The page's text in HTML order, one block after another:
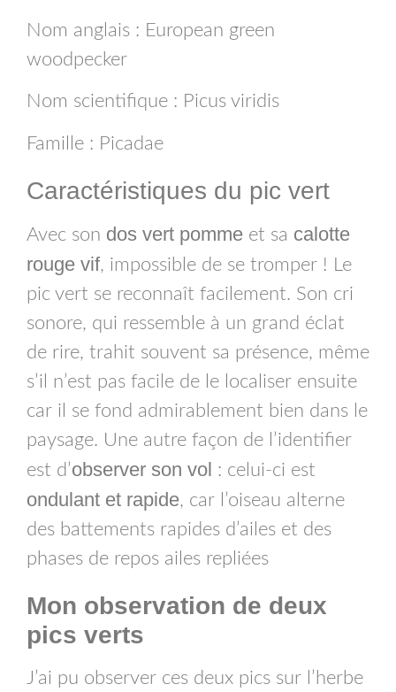
Nom anglais : European green
woodpecker
Nom scientifique : Picus viridis
Famille : Picadae
Caractéristiques du pic vert
Avec son dos vert pomme et sa calotte
rouge vif, impossible de se tromper ! Le
pic vert se reconnaît facilement. Son cri
sonore, qui ressemble à un grand éclat
de rire, trahit souvent sa présence, même
s’il n’est pas facile de le localiser ensuite
car il se fond admirablement bien dans le
paysage. Une autre façon de l’identifier
est d’observer son vol : celui-ci est
ondulant et rapide, car l’oiseau alterne
des battements rapides d’ailes et des
phases de repos ailes repliées
Mon observation de deux
pics verts
J’ai pu observer ces deux pics sur l’herbe